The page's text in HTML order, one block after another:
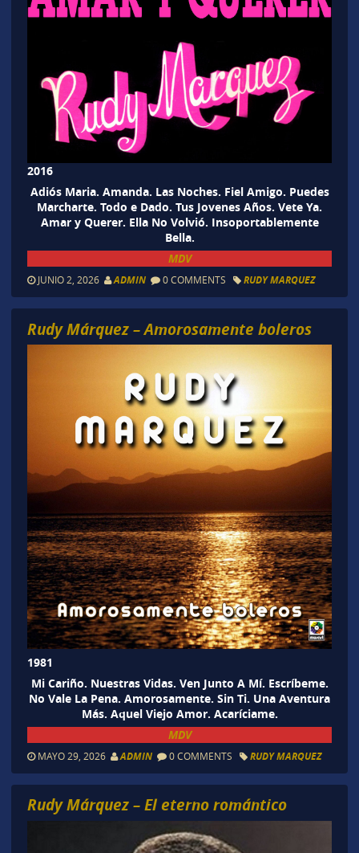
2016
Adiós Maria. Amanda. Las Noches. Fiel Amigo. Puedes
Marcharte. Todo e Dado. Tus Jovenes Años. Vete Ya.
Amar y Querer. Ella No Volvió. Insoportablemente
Bella.
MDV
JUNIO 2, 2026 ADMIN 0 COMMENTS RUDY MARQUEZ
Rudy Márquez – Amorosamente boleros
1981
Mi Cariño. Nuestras Vidas. Ven Junto A Mí. Escríbeme.
No Vale La Pena. Amorosamente. Sin Ti. Una Aventura
Más. Aquel Viejo Amor. Acaríciame.
MDV
MAYO 29, 2026 ADMIN 0 COMMENTS RUDY MARQUEZ
Rudy Márquez – El eterno romántico